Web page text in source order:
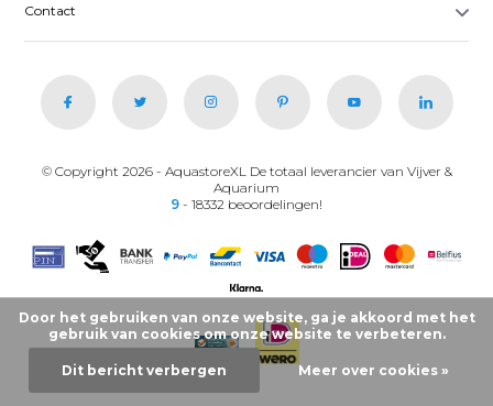
Contact
© Copyright 2026 - AquastoreXL De totaal leverancier van Vijver &
Aquarium
9 - 18332 beoordelingen!
Door het gebruiken van onze website, ga je akkoord met het
gebruik van cookies om onze website te verbeteren.
Dit bericht verbergen Meer over cookies »